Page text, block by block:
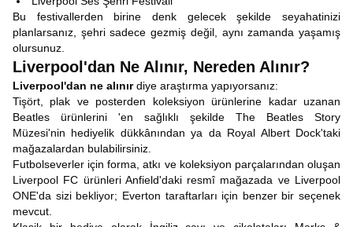
Bu festivallerden birine denk gelecek şekilde seyahatinizi
planlarsanız, şehri sadece gezmiş değil, aynı zamanda yaşamış
olursunuz.
Liverpool'dan Ne Alınır, Nereden Alınır?
Liverpool'dan ne alınırdiye araştırma yapıyorsanız:
Tişört, plak ve posterden koleksiyon ürünlerine kadar uzanan
Beatles ürünlerini 'en sağlıklı şekilde The Beatles Story
Müzesi'nin hediyelik dükkânından ya da Royal Albert Dock'taki
mağazalardan bulabilirsiniz.
Futbolseverler için forma, atkı ve koleksiyon parçalarından oluşan
Liverpool FC ürünleri Anfield'daki resmî mağazada ve Liverpool
ONE'da sizi bekliyor; Everton taraftarları için benzer bir seçenek
mevcut.